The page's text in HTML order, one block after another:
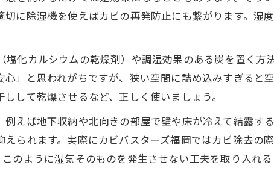
に除湿機を使えばカビの再発防止にも繋がります。湿
（塩化カルシウムの乾燥剤）や調湿効果のある炭を置く
」と思われがちですが、狭い空間に詰め込みすぎると
して乾燥させるなど、正しく使いましょう。
例えば地下収納や北向きの部屋で壁や床が冷えて結露す
られます。実際にカビバスターズ福岡ではカビ除去の
のように湿気そのものを発生させない工夫を取り入れ